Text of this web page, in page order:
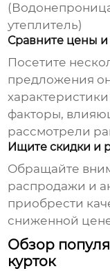
утеплитель)
Сравните цены и
Посетите
предложения
факторы,
рассмотрели
Ищите скидки и
Обращайте
распродажи и
приобрести
сниженной
Обзор
курток